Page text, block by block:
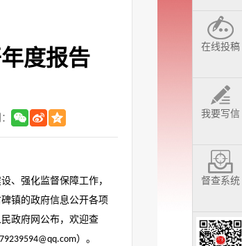
度报告
、强化监督保障工作，
镇的政府信息公开各项
政府网公布，欢迎查
）。
在线投稿
我要写信
督查系统